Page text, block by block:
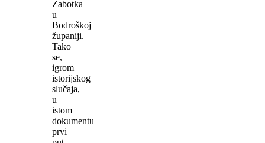
Zabotka
u
Bodroškoj
županiji.
Tako
se,
igrom
istorijskog
slučaja,
u
istom
dokumentu
prvi